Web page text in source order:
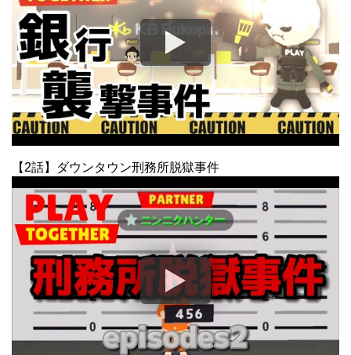
【2話】ダウンタウン刑務所脱獄事件